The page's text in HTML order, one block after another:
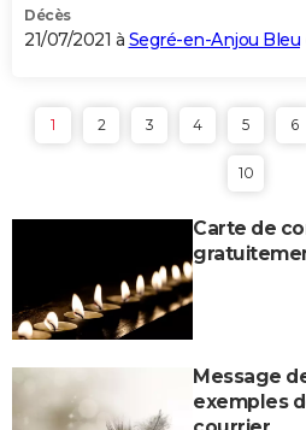
Décès
21/07/2021 à Segré-en-Anjou Bleu
1 2 3 4 5 6
10
Carte de
Message
exemples